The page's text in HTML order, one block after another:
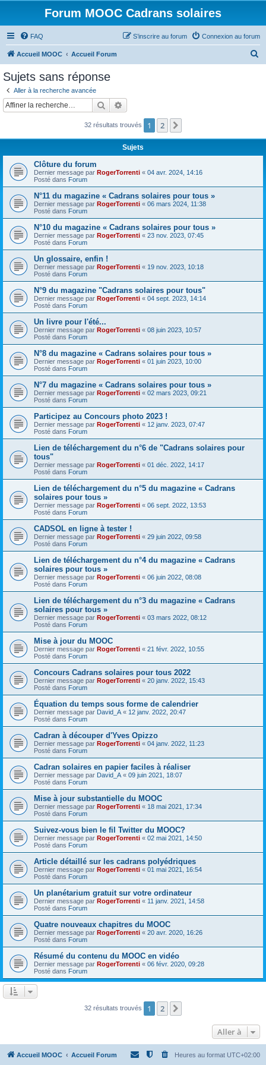
Forum MOOC Cadrans solaires
FAQ Connexion au forum
S’inscrire au forum
Accueil MOOC Accueil Forum
c
Sujets sans réponse
Aller à la recherche avancée
Rechercher
32 résultats trouvés 1 2
Sujets
Clôture du forum
Dernier message par RogerTorrenti « 04 avr. 2024, 14:16
Posté dans Forum
N°11 du magazine « Cadrans solaires pour tous »
Dernier message par RogerTorrenti « 06 mars 2024, 11:38
Posté dans Forum
N°10 du magazine « Cadrans solaires pour tous »
Dernier message par RogerTorrenti « 23 nov. 2023, 07:45
Posté dans Forum
Un glossaire, enfin !
Dernier message par RogerTorrenti « 19 nov. 2023, 10:18
Posté dans Forum
N°9 du magazine "Cadrans solaires pour tous"
Dernier message par RogerTorrenti « 04 sept. 2023, 14:14
Posté dans Forum
Un livre pour l'été...
Dernier message par RogerTorrenti « 08 juin 2023, 10:57
Posté dans Forum
N°8 du magazine « Cadrans solaires pour tous »
Dernier message par RogerTorrenti « 01 juin 2023, 10:00
Posté dans Forum
N°7 du magazine « Cadrans solaires pour tous »
Dernier message par RogerTorrenti « 02 mars 2023, 09:21
Posté dans Forum
Participez au Concours photo 2023 !
Dernier message par RogerTorrenti « 12 janv. 2023, 07:47
Posté dans Forum
Lien de téléchargement du n°6 de "Cadrans solaires pour
tous"
Dernier message par RogerTorrenti « 01 déc. 2022, 14:17
Posté dans Forum
Lien de téléchargement du n°5 du magazine « Cadrans
solaires pour tous »
Dernier message par RogerTorrenti « 06 sept. 2022, 13:53
Posté dans Forum
CADSOL en ligne à tester !
Dernier message par RogerTorrenti « 29 juin 2022, 09:58
Posté dans Forum
Lien de téléchargement du n°4 du magazine « Cadrans
solaires pour tous »
Dernier message par RogerTorrenti « 06 juin 2022, 08:08
Posté dans Forum
Lien de téléchargement du n°3 du magazine « Cadrans
solaires pour tous »
Dernier message par RogerTorrenti « 03 mars 2022, 08:12
Posté dans Forum
Mise à jour du MOOC
Dernier message par RogerTorrenti « 21 févr. 2022, 10:55
Posté dans Forum
Concours Cadrans solaires pour tous 2022
Dernier message par RogerTorrenti « 20 janv. 2022, 15:43
Posté dans Forum
Équation du temps sous forme de calendrier
Dernier message par David_A « 12 janv. 2022, 20:47
Posté dans Forum
Cadran à découper d'Yves Opizzo
Dernier message par RogerTorrenti « 04 janv. 2022, 11:23
Posté dans Forum
Cadran solaires en papier faciles à réaliser
Dernier message par David_A « 09 juin 2021, 18:07
Posté dans Forum
Mise à jour substantielle du MOOC
Dernier message par RogerTorrenti « 18 mai 2021, 17:34
Posté dans Forum
Suivez-vous bien le fil Twitter du MOOC?
Dernier message par RogerTorrenti « 02 mai 2021, 14:50
Posté dans Forum
Article détaillé sur les cadrans polyédriques
Dernier message par RogerTorrenti « 01 mai 2021, 16:54
Posté dans Forum
Un planétarium gratuit sur votre ordinateur
Dernier message par RogerTorrenti « 11 janv. 2021, 14:58
Posté dans Forum
Quatre nouveaux chapitres du MOOC
Dernier message par RogerTorrenti « 20 avr. 2020, 16:26
Posté dans Forum
Résumé du contenu du MOOC en vidéo
Dernier message par RogerTorrenti « 06 févr. 2020, 09:28
Posté dans Forum
32 résultats trouvés 1 2
Aller à
Accueil MOOC Accueil Forum Heures au format UTC+02:00